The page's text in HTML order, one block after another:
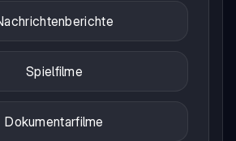
Spielfilme
Dokumentarfilme